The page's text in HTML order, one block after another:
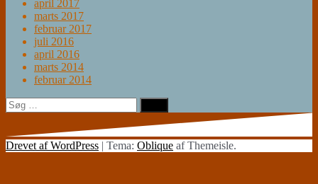
april 2017
marts 2017
februar 2017
juli 2016
april 2016
marts 2014
februar 2014
Søg
efter:
Drevet af WordPress | Tema: Oblique af Themeisle.